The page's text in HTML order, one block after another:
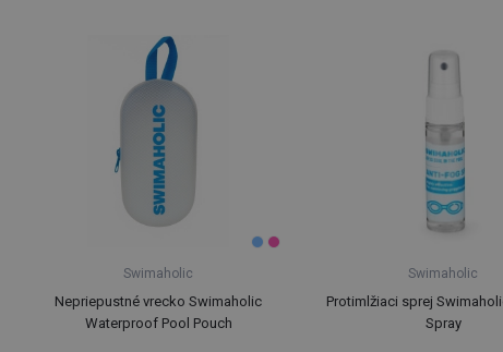
Swimaholic
Nepriepustné vrecko Swimaholic
Waterproof Pool Pouch
Swimaholic
Protimlžiaci sprej
Spray